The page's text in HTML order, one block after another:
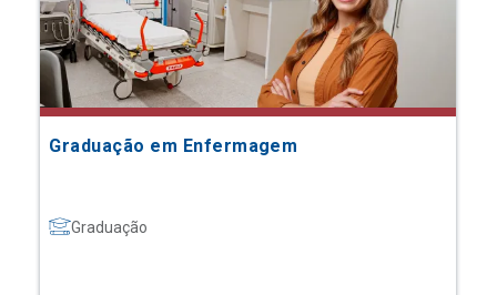
Graduação em Enfermagem
Graduação